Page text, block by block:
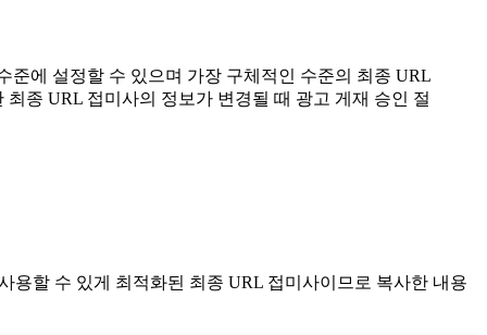
준에 설정할 수 있으며 가장 구체적인 수준의 최종 URL
종 URL 접미사의 정보가 변경될 때 광고 게재 승인 절
용할 수 있게 최적화된 최종 URL 접미사이므로 복사한 내용